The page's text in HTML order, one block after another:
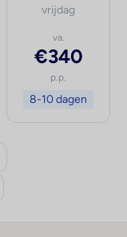
vrijdag
va.
€340
p.p.
8-10 dagen